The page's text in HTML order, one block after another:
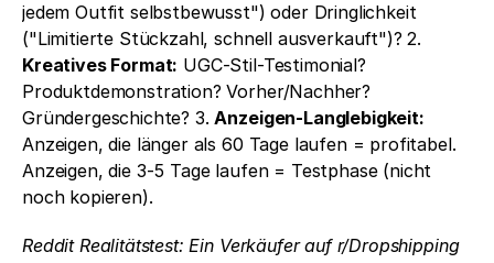
jedem Outfit selbstbewusst") oder Dringlichkeit
Kreatives Format: UGC-Stil-Testimonial?
Produktdemonstration? Vorher/Nachher?
Gründergeschichte? 3. Anzeigen-Langlebigkeit:
Anzeigen, die länger als 60 Tage laufen = profitabel.
Anzeigen, die 3-5 Tage laufen = Testphase (nicht
noch kopieren).
Reddit Realitätstest: Ein Verkäufer auf r/Dropshipping